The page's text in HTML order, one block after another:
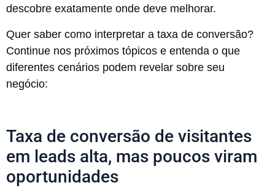
descobre exatamente onde deve melhorar.
Quer saber como interpretar a taxa de conversão?
Continue nos próximos tópicos e entenda o que
diferentes cenários podem revelar sobre seu
negócio:
Taxa de conversão de visitantes
em leads alta, mas poucos viram
oportunidades